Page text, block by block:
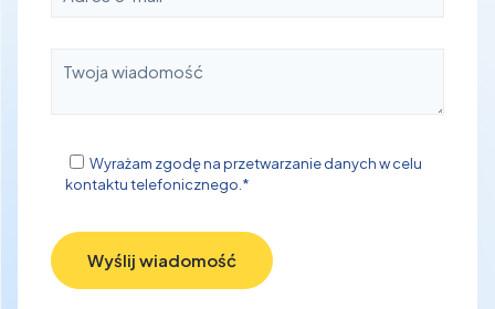
Wyrażam zgodę na przetwarzanie danych w celu
kontaktu telefonicznego.*